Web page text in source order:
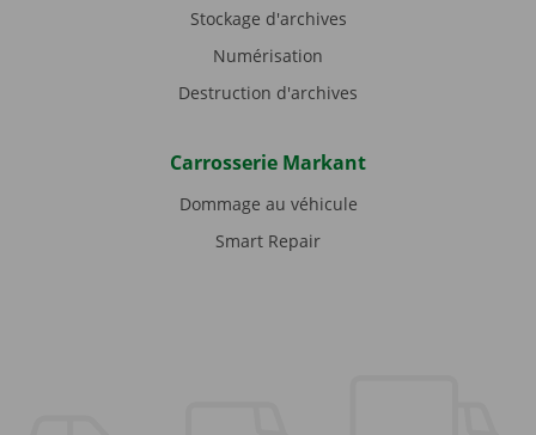
Stockage d'archives
Numérisation
Destruction d'archives
Carrosserie Markant
Dommage au véhicule
Smart Repair